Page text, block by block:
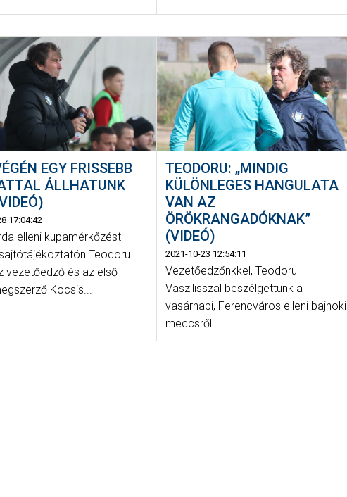
EGY FRISSEBB
ÁLLHATUNK
17:04:42
elleni kupamérkőzést
Teodoru
vezetőedző és az első
Kocsis...
TEODORU: „MINDIG
KÜLÖNLEGES HANGULATA
VAN AZ
ÖRÖKRANGADÓKNAK”
(VIDEÓ)
2021-10-23 12:54:11
Vezetőedzőnkkel, Teodoru
Vaszilisszal beszélgettünk a
vasárnapi, Ferencváros elleni bajnoki
meccsről.